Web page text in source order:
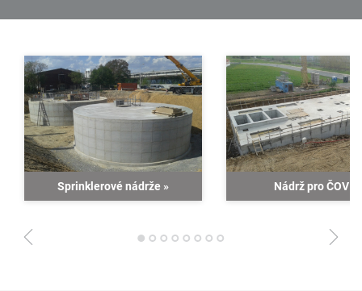
Sprinklerové nádrže » Nádrž pro ČOV
1 2 3 4 5 6 7 8